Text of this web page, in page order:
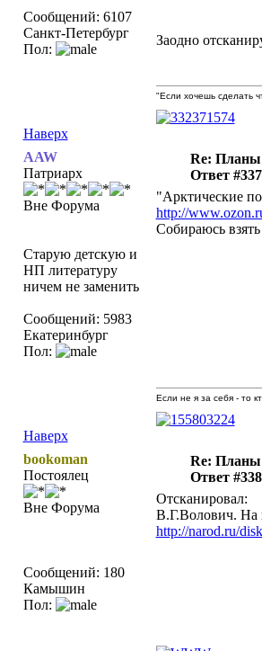
Сообщений: 6107
Санкт-Петербург
Пол:
Заодно
Наверх
"Если хочешь сделать
AAW
Патриарх
Вне Форума
Старую детскую и
НП литературу
ничем не заменить
Сообщений: 5983
Екатеринбург
Пол:
Re: Планы
Ответ
"Арктические
http://
Собираюсь
Наверх
Если не я за себя - то
bookoman
Постоялец
Вне Форума
Сообщений: 180
Камышин
Пол:
Re: Планы
Ответ
Отсканировал:
В.Г.Волович. На
http://narod.ru/